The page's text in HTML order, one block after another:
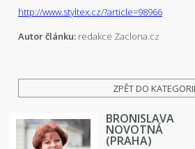
http://www.styltex.cz/?article=98966
Autor článku: redakce Zaclona.cz
ZPĚT DO
BRONISLAVA
NOVOTNÁ
(PRAHA)